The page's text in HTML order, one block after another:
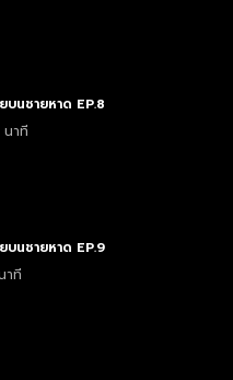
บนชายหาด EP.8
าที
ยบนชายหาด EP.9
าที